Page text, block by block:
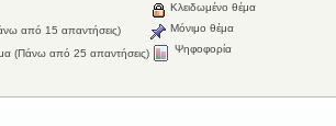
από 15 απαντήσεις)
(Πάνω από 25 απαντήσεις)
Κλειδωμένο θέμα
Μόνιμο θέμα
Ψηφοφορία